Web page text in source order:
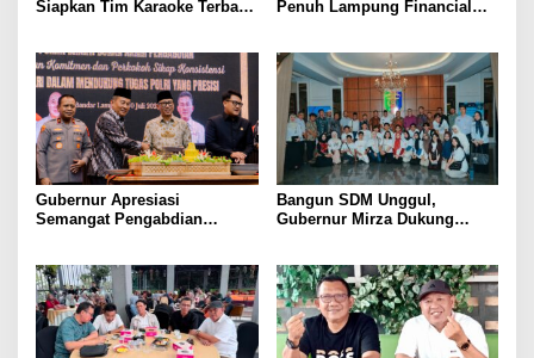
Siapkan Tim Karaoke Terbaik
Penuh Lampung Financial
Gubernur Apresiasi
Semangat Pengabdian
Bangun SDM Unggul,
Gubernur Mirza Dukung
Lampung